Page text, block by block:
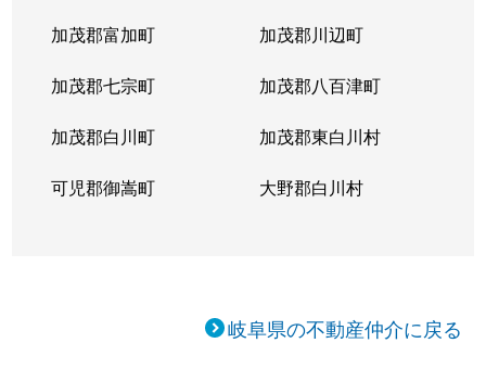
加茂郡富加町 加茂郡川辺町
加茂郡七宗町 加茂郡八百津町
加茂郡白川町 加茂郡東白川村
可児郡御嵩町 大野郡白川村
岐阜県の不動産仲介に戻る